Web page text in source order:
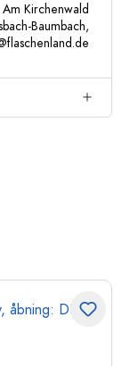
Kirchenwald
Baumbach,